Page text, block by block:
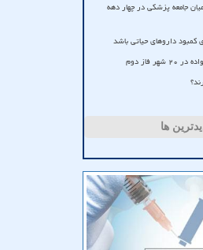
جامعه پزشکی در چهار دهه
داروهای حیاتی باشد
فاز دوم
ها